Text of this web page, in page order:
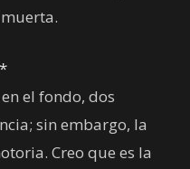
el fondo, dos
sin embargo, la
Creo que es la